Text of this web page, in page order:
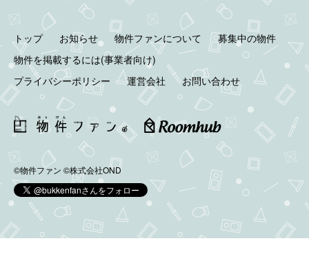
トップ お知らせ 物件ファンについて
募集中の物件
物件を掲載するには(事業者向け)
プライバシーポリシー
運営会社 お問い合わせ
©物件ファン ©株式会社OND